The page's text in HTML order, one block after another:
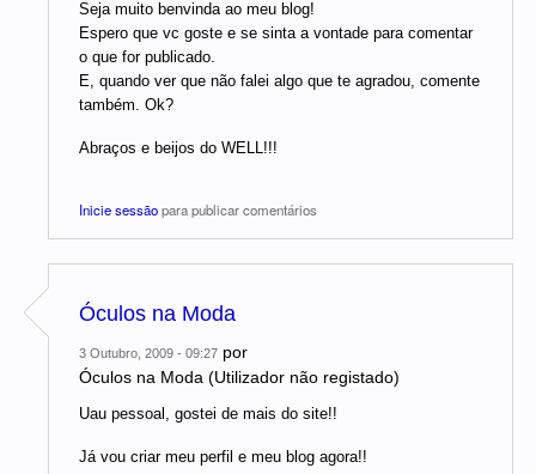
Seja muito benvinda ao meu blog!
Espero que vc goste e se sinta a vontade para comentar
o que for publicado.
E, quando ver que não falei algo que te agradou, comente
também. Ok?
Abraços e beijos do WELL!!!
Inicie sessãopara publicar comentários
Óculos na Moda
3 Outubro, 2009 - 09:27 por
Óculos na Moda (Utilizador não registado)
Uau pessoal, gostei de mais do site!!
Já vou criar meu perfil e meu blog agora!!